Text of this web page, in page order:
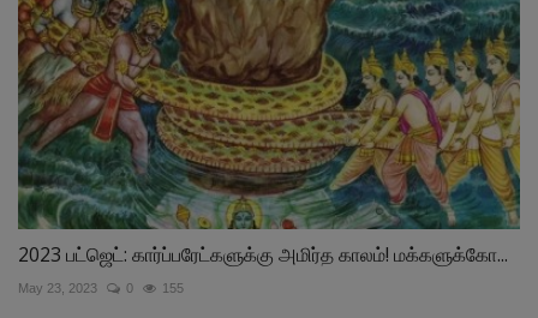
2023 பட்ஜெட்: கார்ப்பரேட்களுக்கு அமிர்த காலம்! மக்களுக்கோ...
May 23, 2023 0 155